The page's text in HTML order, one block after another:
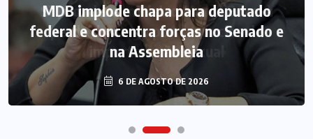
MDB implode chapa para deputado
federal e concentra forças no Senado e
na Assembleia
6 DE AGOSTO DE 2026